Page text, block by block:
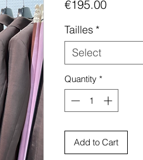
€195.00Price
Tailles *
Select
Quantity *
Add to Cart